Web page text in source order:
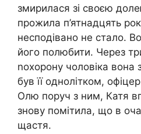
змирилася зі своєю
прожила п’ятнадцять
несподівано не стало.
його полюбити. Через
nохорону чоловіка вона
був її однолітком,
Олю поруч з ним, Катя
знову помітила, що в
щастя.